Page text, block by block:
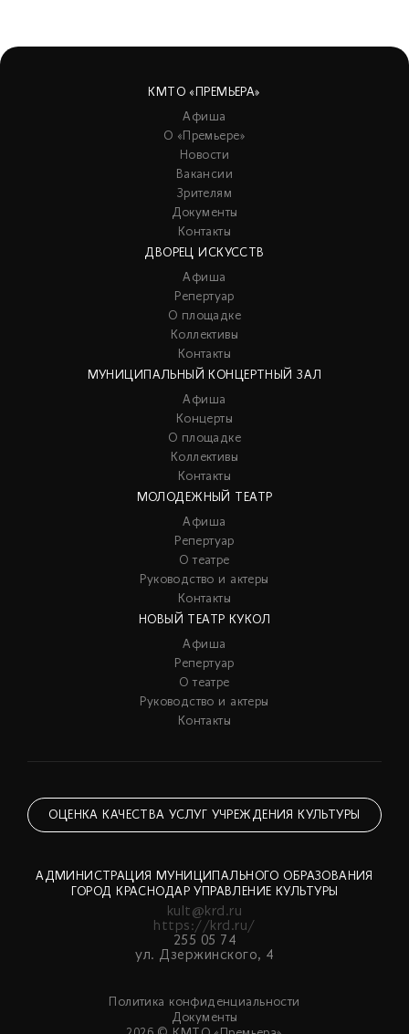
КМТО «ПРЕМЬЕРА»
Афиша
О «Премьере»
Новости
Вакансии
Зрителям
Документы
Контакты
ДВОРЕЦ ИСКУССТВ
Афиша
Репертуар
О площадке
Коллективы
Контакты
МУНИЦИПАЛЬНЫЙ КОНЦЕРТНЫЙ ЗАЛ
Афиша
Концерты
О площадке
Коллективы
Контакты
МОЛОДЕЖНЫЙ ТЕАТР
Афиша
Репертуар
О театре
Руководство и актеры
Контакты
НОВЫЙ ТЕАТР КУКОЛ
Афиша
Репертуар
О театре
Руководство и актеры
Контакты
ОЦЕНКА КАЧЕСТВА УСЛУГ УЧРЕЖДЕНИЯ КУЛЬТУРЫ
АДМИНИСТРАЦИЯ МУНИЦИПАЛЬНОГО ОБРАЗОВАНИЯ
ГОРОД КРАСНОДАР УПРАВЛЕНИЕ КУЛЬТУРЫ
kult@krd.ru
https://krd.ru/
255 05 74
ул. Дзержинского, 4
Политика конфиденциальности
Документы